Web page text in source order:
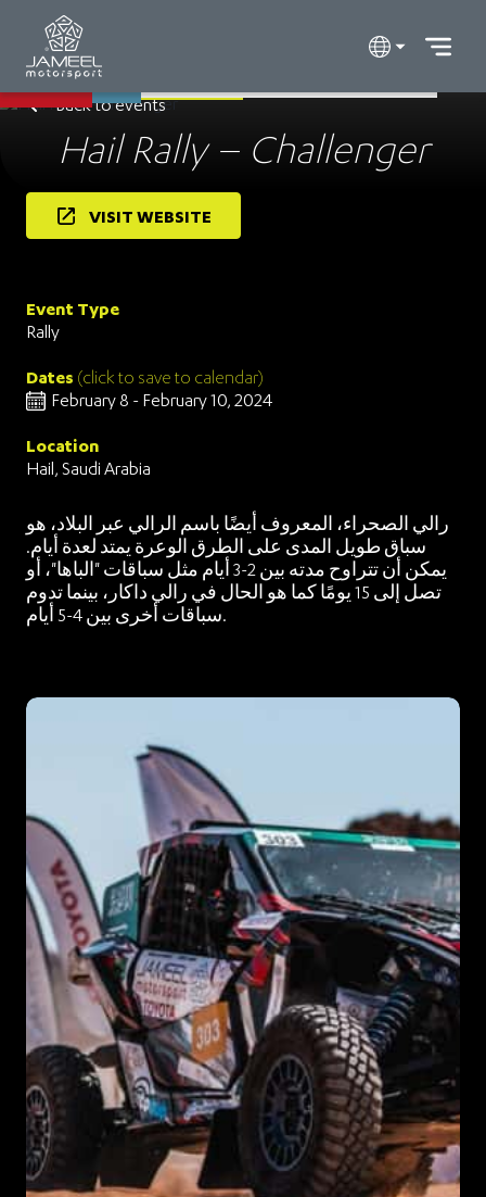
Back to events
Hail Rally – Challenger
VISIT WEBSITE
Event Type
Rally
Dates (click to save to calendar)
February 8 - February 10, 2024
Location
Hail, Saudi Arabia
رالي الصحراء، المعروف أيضًا باسم الرالي عبر البلاد، هو
سباق طويل المدى على الطرق الوعرة يمتد لعدة أيام.
يمكن أن تتراوح مدته بين 2-3 أيام مثل سباقات "الباها"، أو
تصل إلى 15 يومًا كما هو الحال في رالي داكار، بينما تدوم
سباقات أخرى بين 4-5 أيام.